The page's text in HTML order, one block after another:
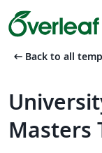
arrow_left_alt Back to all
Masters